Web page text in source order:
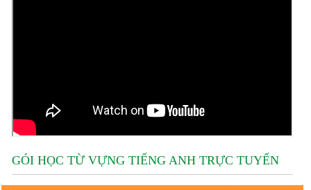
GÓI HỌC TỪ VỰNG TIẾNG ANH TRỰC TUYẾN